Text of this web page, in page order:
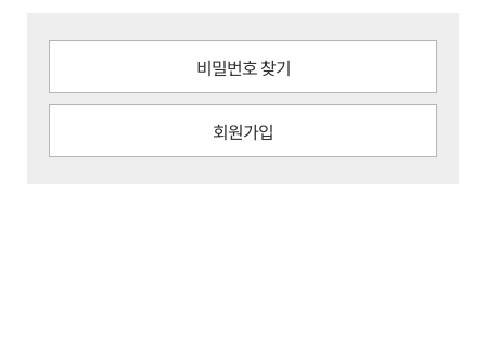
비밀번호 찾기
회원가입